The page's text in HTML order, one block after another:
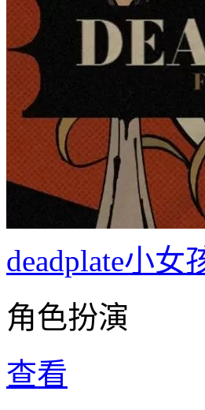
deadplate小女
角色扮演
查看